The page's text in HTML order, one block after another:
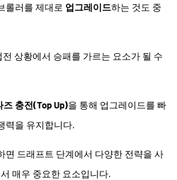
롤러를 제대로 업그레이드하는 것도 중
전 상황에서 승패를 가르는 요소가 될 수
즈 충전(Top Up)을 통해 업그레이드를 빠
력을 유지합니다.
면 드래프트 단계에서 다양한 전략을 사
매우 중요한 요소입니다.